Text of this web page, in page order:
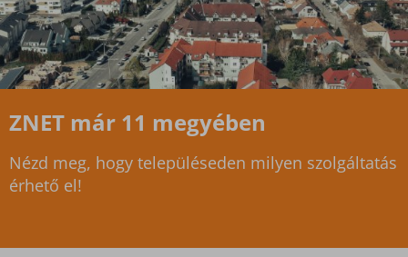
ZNET már 11 megyében
Nézd meg, hogy településeden milyen szolgáltatás
érhető el!